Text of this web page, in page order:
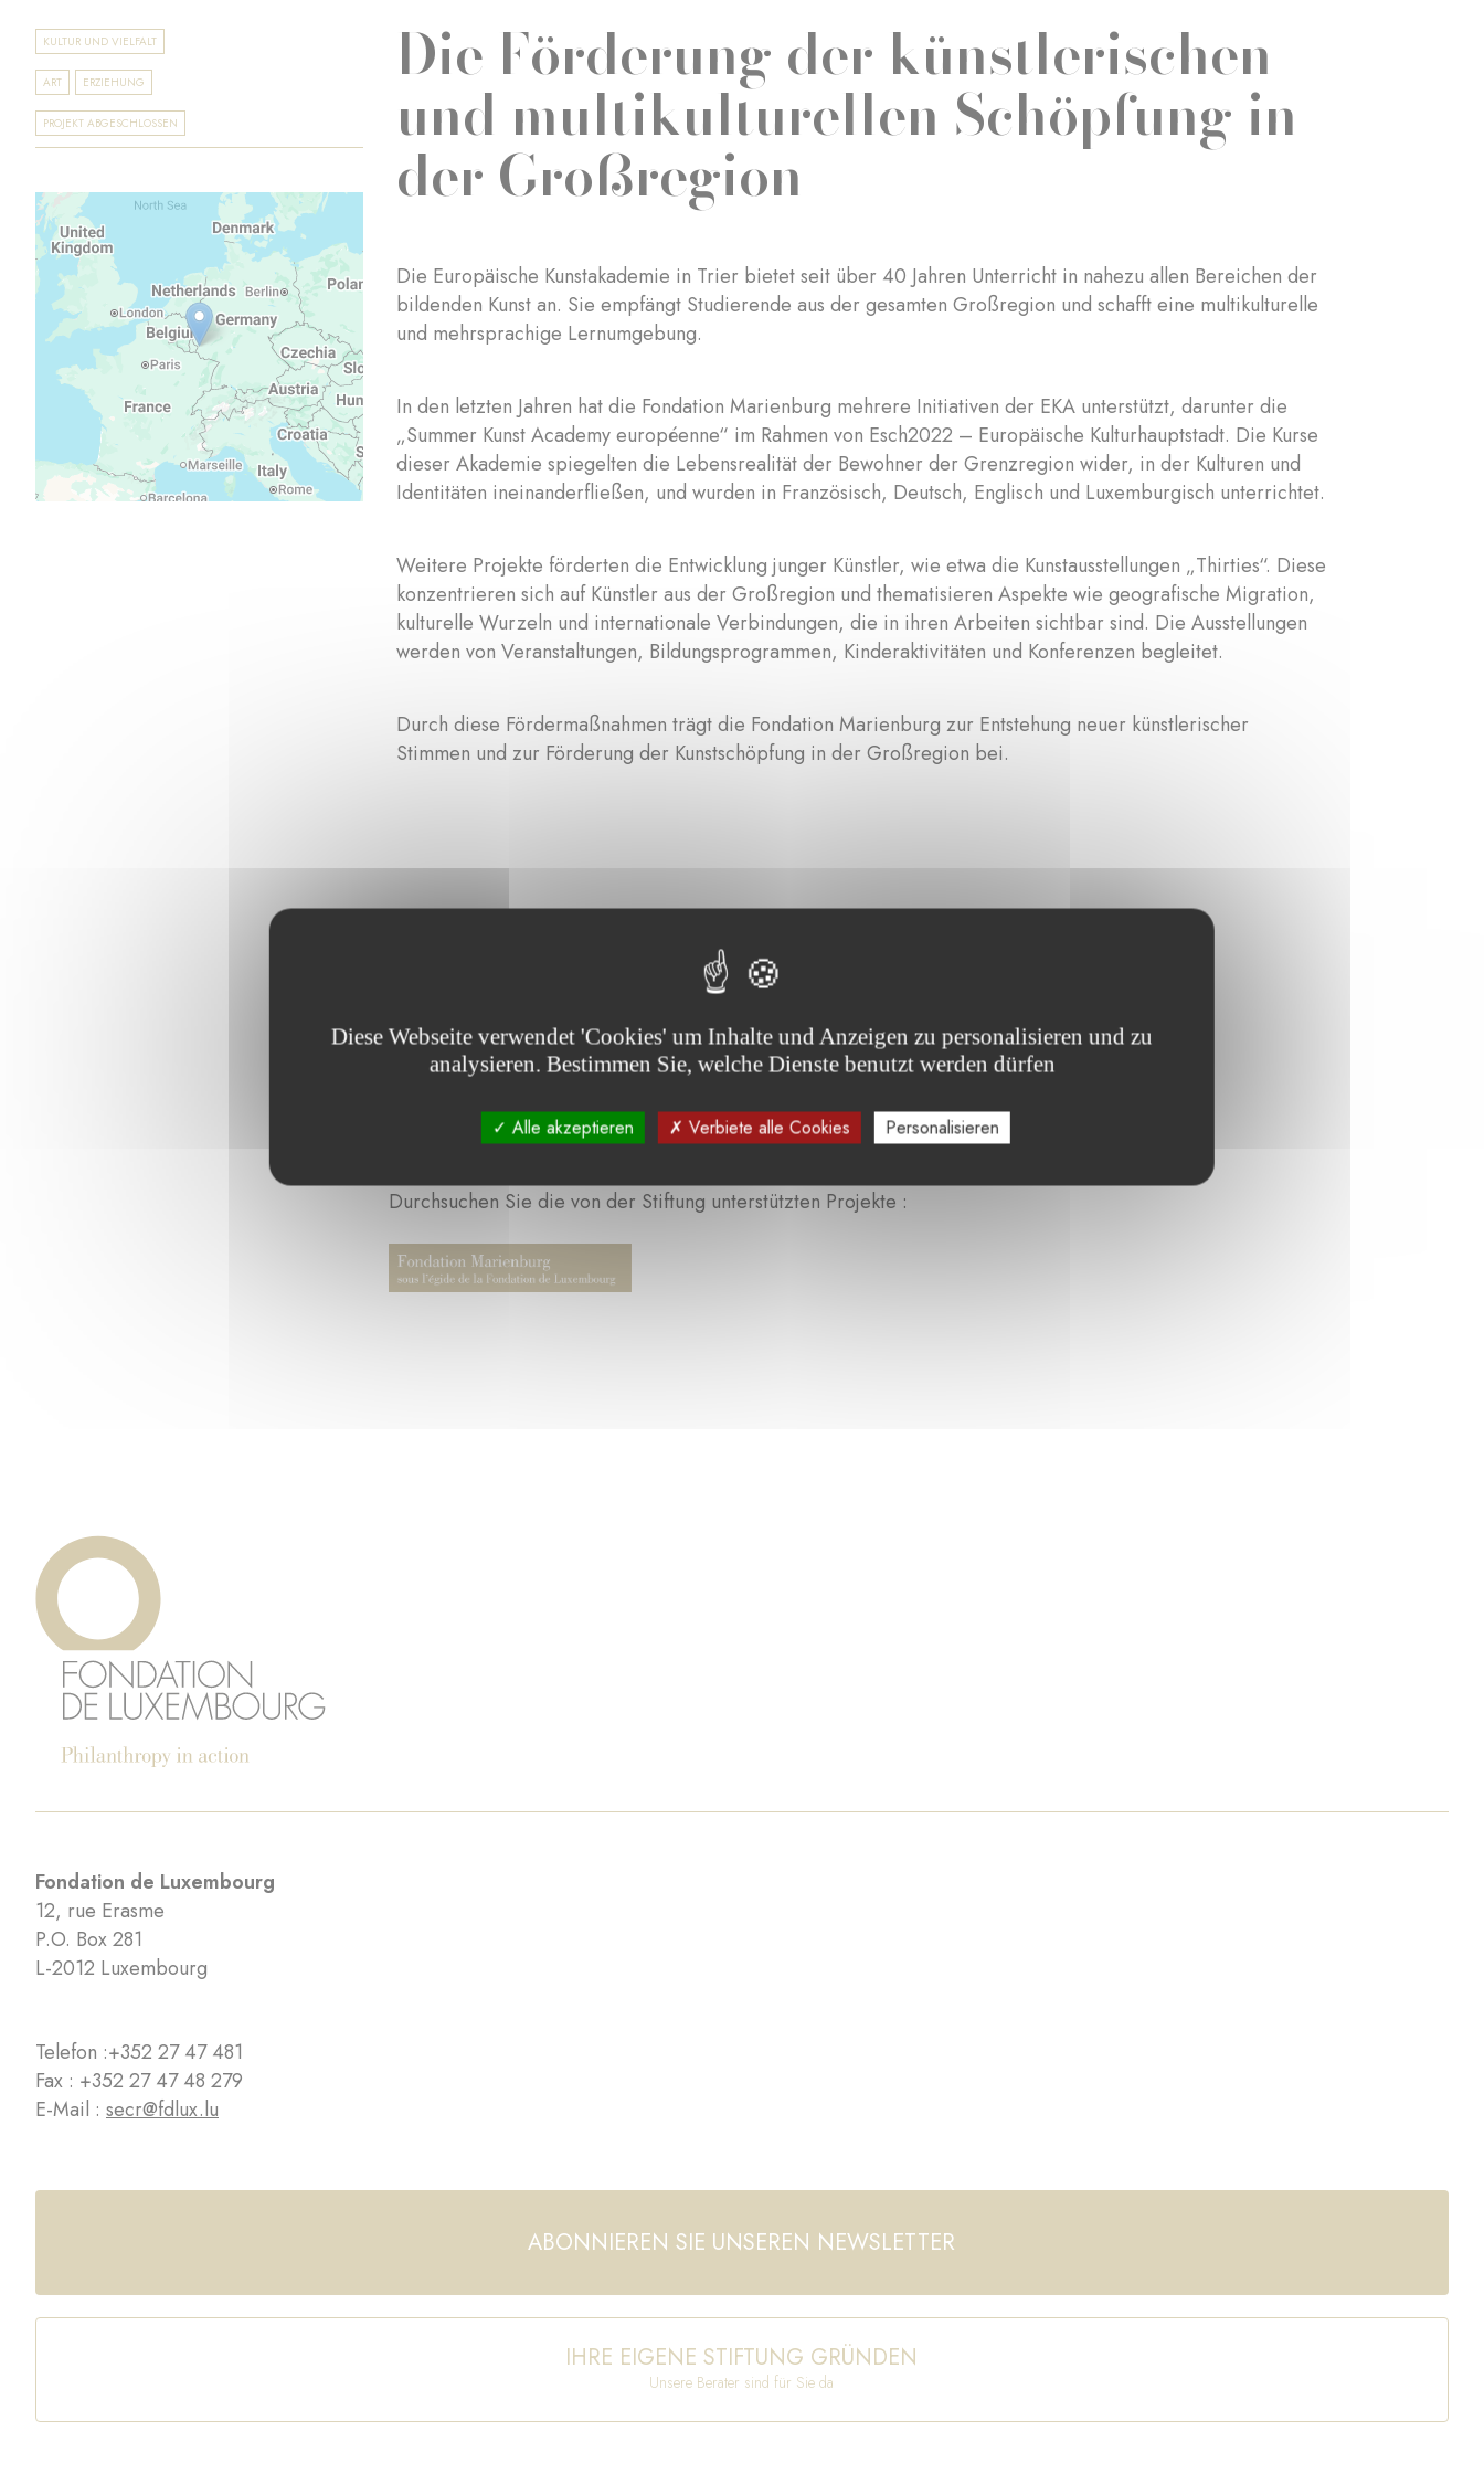
KULTUR UND VIELFALT
ART ERZIEHUNG
PROJEKT ABGESCHLOSSEN
Die Förderung der künstlerischen
und multikulturellen Schöpfung in
der Großregion
Die Europäische Kunstakademie in Trier bietet seit über 40 Jahren Unterricht in nahezu allen Bereichen der
bildenden Kunst an. Sie empfängt Studierende aus der gesamten Großregion und schafft eine multikulturelle
und mehrsprachige Lernumgebung.
In den letzten Jahren hat die Fondation Marienburg mehrere Initiativen der EKA unterstützt, darunter die
„Summer Kunst Academy européenne“ im Rahmen von Esch2022 – Europäische Kulturhauptstadt. Die Kurse
dieser Akademie spiegelten die Lebensrealität der Bewohner der Grenzregion wider, in der Kulturen und
Identitäten ineinanderfließen, und wurden in Französisch, Deutsch, Englisch und Luxemburgisch unterrichtet.
Weitere Projekte förderten die Entwicklung junger Künstler, wie etwa die Kunstausstellungen „Thirties“. Diese
konzentrieren sich auf Künstler aus der Großregion und thematisieren Aspekte wie geografische Migration,
kulturelle Wurzeln und internationale Verbindungen, die in ihren Arbeiten sichtbar sind. Die Ausstellungen
werden von Veranstaltungen, Bildungsprogrammen, Kinderaktivitäten und Konferenzen begleitet.
Durch diese Fördermaßnahmen trägt die Fondation Marienburg zur Entstehung neuer künstlerischer
Stimmen und zur Förderung der Kunstschöpfung in der Großregion bei.
Durchsuchen Sie die von der Stiftung unterstützten Projekte :
Fondation de Luxembourg
12, rue Erasme
P.O. Box 281
L-2012 Luxembourg
Telefon :+352 27 47 481
Fax : +352 27 47 48 279
E-Mail : secr@fdlux.lu
ABONNIEREN SIE UNSEREN NEWSLETTER
IHRE EIGENE STIFTUNG GRÜNDEN
Unsere Berater sind für Sie da
Diese Webseite verwendet 'Cookies' um Inhalte und Anzeigen zu personalisieren und zu
analysieren. Bestimmen Sie, welche Dienste benutzt werden dürfen
Alle akzeptieren Verbiete alle Cookies Personalisieren